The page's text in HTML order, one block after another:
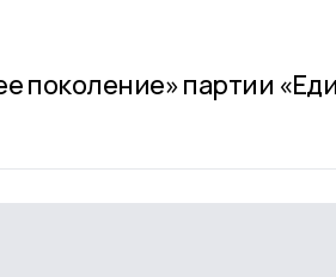
поколение» партии